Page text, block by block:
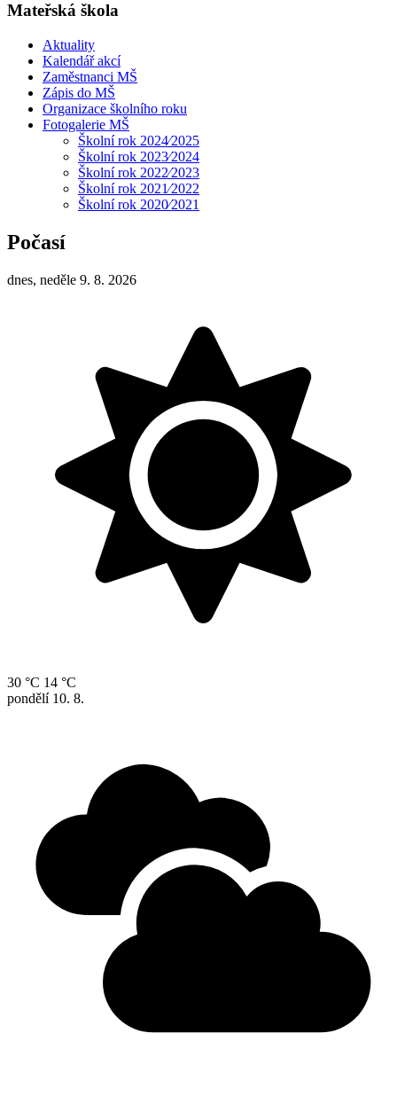
Mateřská škola
Aktuality
Kalendář akcí
Zaměstnanci MŠ
Zápis do MŠ
Organizace školního roku
Fotogalerie MŠ
Školní rok 2024⁄2025
Školní rok 2023⁄2024
Školní rok 2022⁄2023
Školní rok 2021⁄2022
Školní rok 2020⁄2021
Počasí
dnes, neděle 9. 8. 2026
30 °C 14 °C
pondělí 10. 8.